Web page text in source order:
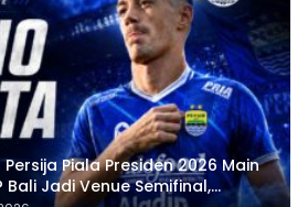
Persija Piala Presiden 2026 Main
Bali Jadi Venue Semifinal,